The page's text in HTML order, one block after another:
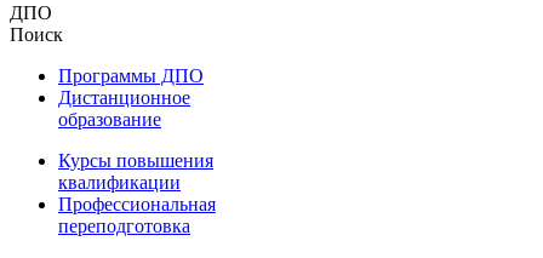
ДПО
Поиск
Программы ДПО
Дистанционное
образование
Курсы повышения
квалификации
Профессиональная
переподготовка